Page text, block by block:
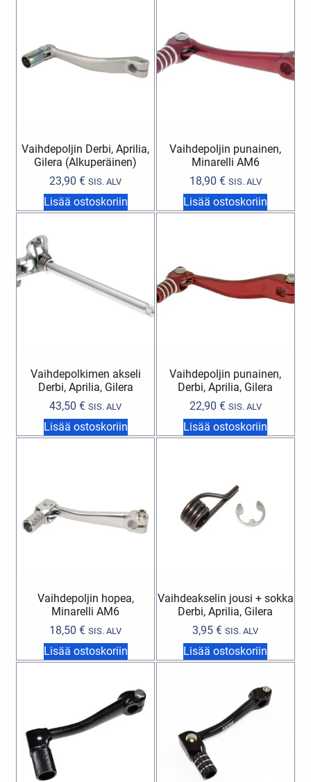
Vaihdepoljin Derbi, Aprilia,
Gilera (Alkuperäinen)
23,90€ SIS. ALV
Lisää ostoskoriin
Vaihdepoljin punainen,
Minarelli AM6
18,90 € SIS. ALV
Lisää ostoskoriin
Vaihdepolkimen akseli
Derbi, Aprilia, Gilera
43,50€ SIS. ALV
Lisää ostoskoriin
Vaihdepoljin punainen,
Derbi, Aprilia, Gilera
22,90 € SIS. ALV
Lisää ostoskoriin
Vaihdepoljin hopea,
Minarelli AM6
18,50€ SIS. ALV
Lisää ostoskoriin
Vaihdeakselin jousi + sokka
Derbi, Aprilia, Gilera
3,95€ SIS. ALV
Lisää ostoskoriin